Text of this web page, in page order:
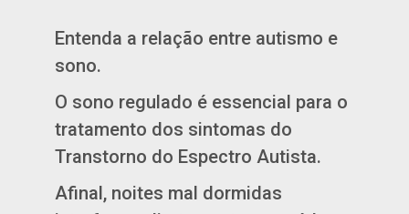
Entenda a relação entre autismo e
sono.
O sono regulado é essencial para o
tratamento dos sintomas do
Transtorno do Espectro Autista.
Afinal, noites mal dormidas